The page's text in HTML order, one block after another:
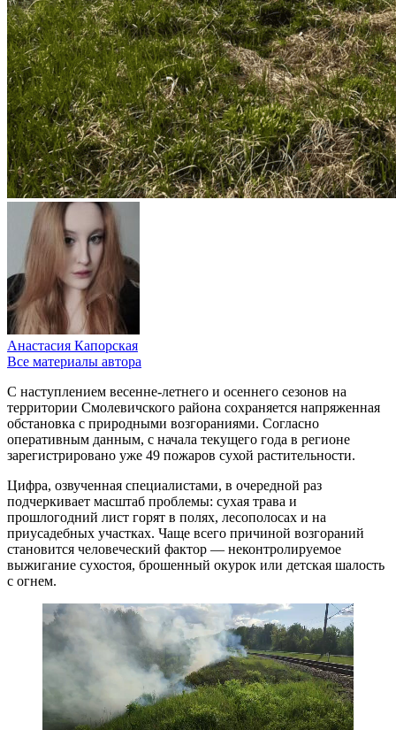
Анастасия Капорская
Все материалы автора
С наступлением весенне-летнего и осеннего сезонов на
территории Смолевичского района сохраняется напряженная
обстановка с природными возгораниями. Согласно
оперативным данным, с начала текущего года в регионе
зарегистрировано уже 49 пожаров сухой растительности.
Цифра, озвученная специалистами, в очередной раз
подчеркивает масштаб проблемы: сухая трава и
прошлогодний лист горят в полях, лесополосах и на
приусадебных участках. Чаще всего причиной возгораний
становится человеческий фактор — неконтролируемое
выжигание сухостоя, брошенный окурок или детская шалость
с огнем.